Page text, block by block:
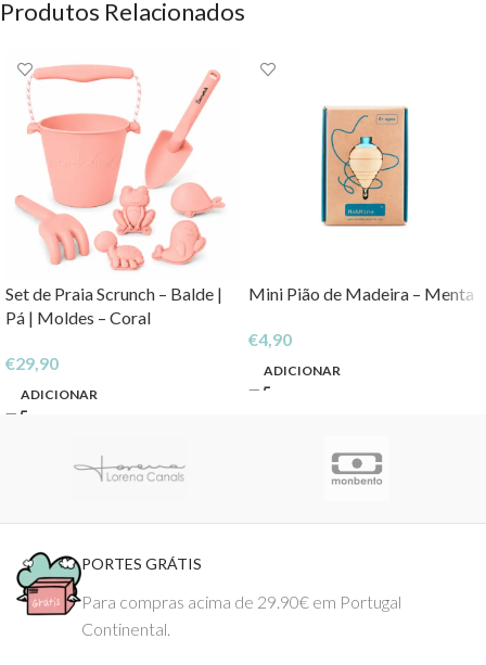
Produtos Relacionados
Set de Praia Scrunch – Balde |
Pá | Moldes – Coral
€29,90
ADICIONAR
Mini Pião de Madeira – Menta
€4,90
ADICIONAR
PORTES GRÁTIS
Para compras acima de 29.90€ em Portugal
Continental.